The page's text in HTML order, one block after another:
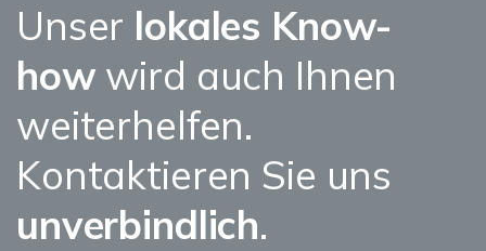
Unser lokales Know-
howwird auch Ihnen
weiterhelfen.
Kontaktieren Sie uns
unverbindlich.